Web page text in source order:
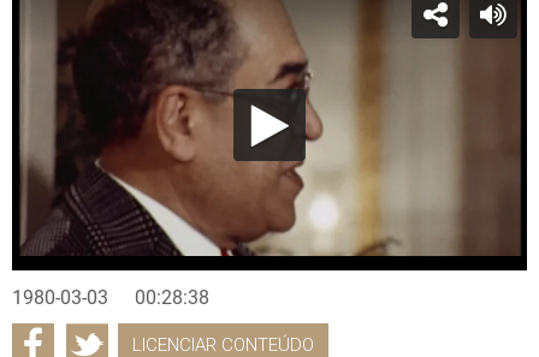
1980-03-03 00:28:38
LICENCIAR CONTEÚDO